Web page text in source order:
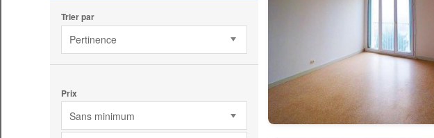
Trier par
Pertinence
Prix
Sans minimum